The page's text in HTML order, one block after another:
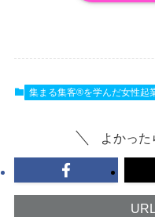
集まる集客®を学んだ女性起
よかった